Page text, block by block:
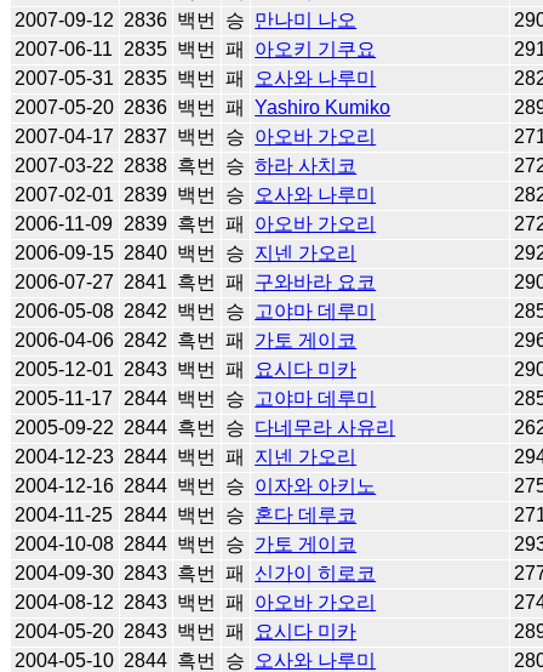
2007-09-12 2836 백번 승 만나미 나오
2007-06-11
2835 백번 패 아오키 기쿠요
2007-05-31 2835 백번 패 오사와 나루미
2007-05-20 2836 백번 패 Yashiro Kumiko
2007-04-17 2837 백번 승 아오바 가오리
2007-03-22 2838 흑번 승 하라 사치코
2007-02-01 2839 백번 승 오사와 나루미
2006-11-09 2839 흑번 패 아오바 가오리
2006-09-15 2840 백번 승 지넨 가오리
2006-07-27 2841 흑번 패 구와바라 요코
2006-05-08 2842 백번 승 고야마 데루미
2006-04-06 2842 흑번 패 가토 게이코
2005-12-01 2843 백번 패 요시다 미카
2005-11-17
2844 백번 승 고야마 데루미
2005-09-22 2844 흑번 승 다네무라 사유리
2004-12-23 2844 백번 패 지넨 가오리
2004-12-16 2844 백번 승 이자와 아키노
2004-11-25 2844 백번 승 혼다 데루코
2004-10-08 2844 백번 승 가토 게이코
2004-09-30 2843 흑번 패 신가이 히로코
2004-08-12 2843 백번 패 아오바 가오리
2004-05-20 2843 백번 패 요시다 미카
2004-05-10 2844 흑번 승 오사와 나루미